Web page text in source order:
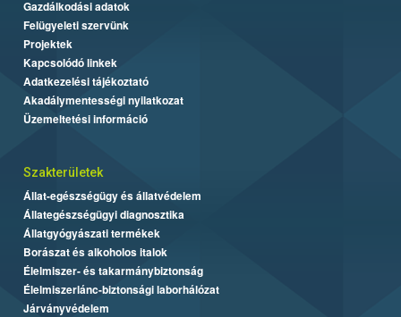
Gazdálkodási adatok
Felügyeleti szervünk
Projektek
Kapcsolódó linkek
Adatkezelési tájékoztató
Akadálymentességi nyilatkozat
Üzemeltetési információ
Szakterületek
Állat-egészségügy és állatvédelem
Állategészségügyi diagnosztika
Állatgyógyászati termékek
Borászat és alkoholos italok
Élelmiszer- és takarmánybiztonság
Élelmiszerlánc-biztonsági laborhálózat
Járványvédelem